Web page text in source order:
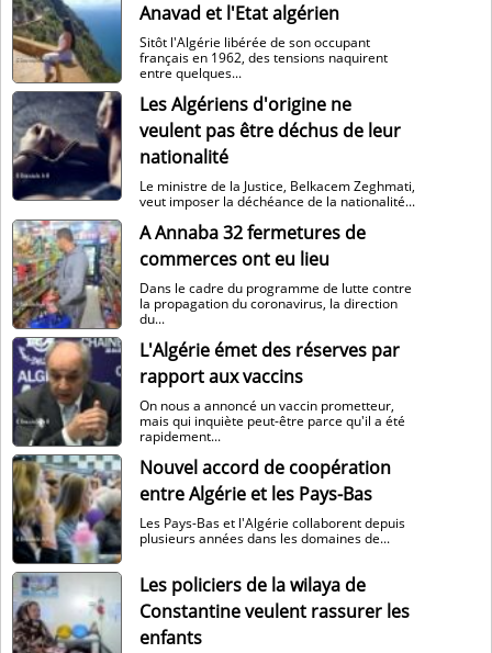
Anavad et l'Etat algérien
Sitôt l'Algérie libérée de son occupant
français en 1962, des tensions naquirent
entre quelques...
Les Algériens d'origine ne
veulent pas être déchus de leur
nationalité
Le ministre de la Justice, Belkacem Zeghmati,
veut imposer la déchéance de la nationalité...
A Annaba 32 fermetures de
commerces ont eu lieu
Dans le cadre du programme de lutte contre
la propagation du coronavirus, la direction
du...
L'Algérie émet des réserves par
rapport aux vaccins
On nous a annoncé un vaccin prometteur,
mais qui inquiète peut-être parce qu'il a été
rapidement...
Nouvel accord de coopération
entre Algérie et les Pays-Bas
Les Pays-Bas et l'Algérie collaborent depuis
plusieurs années dans les domaines de...
Les policiers de la wilaya de
Constantine veulent rassurer les
enfants